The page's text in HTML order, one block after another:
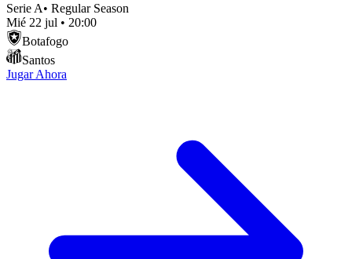
Serie A• Regular Season
Mié 22 jul • 20:00
Botafogo
Santos
Jugar Ahora